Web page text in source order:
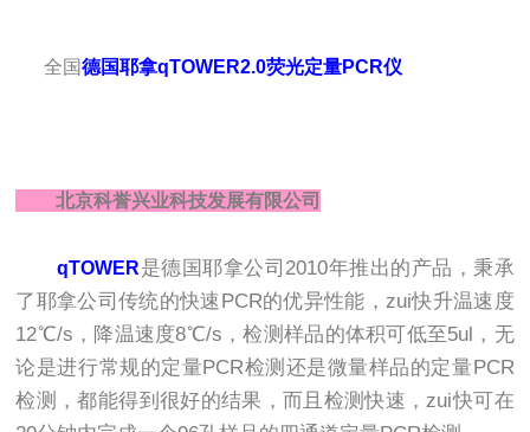
全国德国耶拿qTOWER2.0荧光定量PCR仪
北京科誉兴业科技发展有限公司
qTOWER是德国耶拿公司2010年推出的产品，秉承
了耶拿公司传统的快速PCR的优异性能，zui快升温速度
12℃/s，降温速度8℃/s，检测样品的体积可低至5ul，无
论是进行常规的定量PCR检测还是微量样品的定量PCR
检测，都能得到很好的结果，而且检测快速，zui快可在